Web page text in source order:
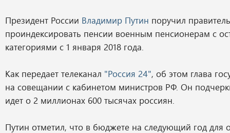
Президент России Владимир Путин поручил
проиндексировать пенсии военным пенсионерам с
категориями с 1 января 2018 года.
Как передает телеканал "Россия 24", об этом глава
на совещании с кабинетом министров РФ. Он
идет о 2 миллионах 600 тысячах россиян.
Путин отметил, что в бюджете на следующий год для